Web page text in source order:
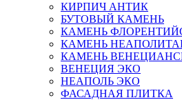
КИРПИЧ АНТИК
БУТОВЫЙ КАМЕНЬ
КАМЕНЬ
КАМЕНЬ
КАМЕНЬ
ВЕНЕЦИЯ ЭКО
НЕАПОЛЬ ЭКО
ФАСАДНАЯ ПЛИТКА